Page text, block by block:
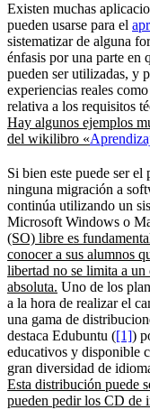
Existen muchas
pueden usarse para el
sistematizar de alguna
énfasis por una parte en
pueden ser utilizadas, y
experiencias reales
relativa a los requisitos
Hay algunos ejemplos
del wikilibro «
Si bien este puede ser
ninguna migración a
continúa utilizando un
Microsoft Windows o
(SO) libre es
conocer a sus alumnos
libertad no se limita a un
absoluta. Uno de los
a la hora de realizar el
una gama de
destaca Edubuntu ([1])
educativos y disponible
gran diversidad de
Esta distribución puede
pueden pedir los CD de